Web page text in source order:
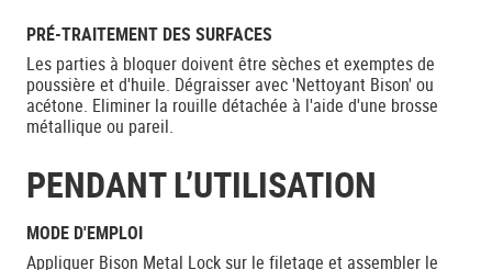
PRÉ-TRAITEMENT DES SURFACES
Les parties à bloquer doivent être sèches et exemptes de
poussière et d'huile. Dégraisser avec 'Nettoyant Bison' ou
acétone. Eliminer la rouille détachée à l'aide d'une brosse
métallique ou pareil.
PENDANT L’UTILISATION
MODE D'EMPLOI
Appliquer Bison Metal Lock sur le filetage et assembler le